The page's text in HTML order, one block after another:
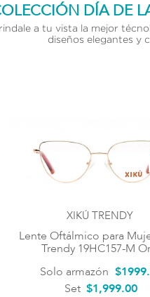
DÍA DE
a tu vista la mejor
diseños elegantes y
XIKÚ TRENDY
Lente Oftálmico para
Trendy 19HC157-M
Solo armazón $1999.
Set $1,999.00